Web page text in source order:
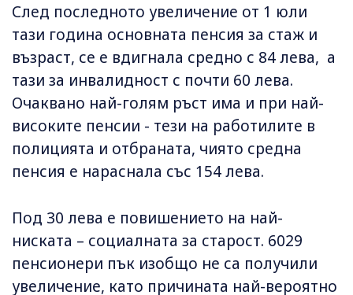
След последното увеличение от 1 юли
тази година основната пенсия за стаж и
възраст, се е вдигнала средно с 84 лева, а
тази за инвалидност с почти 60 лева.
Очаквано най-голям ръст има и при най-
високите пенсии - тези на работилите в
полицията и отбраната, чиято средна
пенсия е нараснала със 154 лева.
Под 30 лева е повишението на най-
ниската – социалната за старост. 6029
пенсионери пък изобщо не са получили
увеличение, като причината най-вероятно